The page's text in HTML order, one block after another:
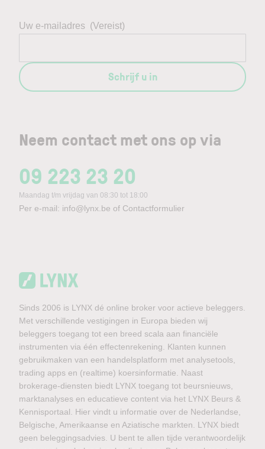
Neem contact met ons op via
09 223 23 20
Maandag t/m vrijdag van 08:30 tot 18:00
Per e-mail: info@lynx.be of Contactformulier
Uw e-mailadres (Vereist)
Schrijf u in
Sinds 2006 is LYNX dé online broker voor actieve beleggers.
Met verschillende vestigingen in Europa bieden wij
beleggers toegang tot een breed scala aan financiële
instrumenten via één effectenrekening. Klanten kunnen
gebruikmaken van een handelsplatform met analysetools,
trading apps en (realtime) koersinformatie. Naast
brokerage-diensten biedt LYNX toegang tot beursnieuws,
marktanalyses en educatieve content via het LYNX Beurs &
Kennisportaal. Hier vindt u informatie over de Nederlandse,
Belgische, Amerikaanse en Aziatische markten. LYNX biedt
geen beleggingsadvies. U bent te allen tijde verantwoordelijk